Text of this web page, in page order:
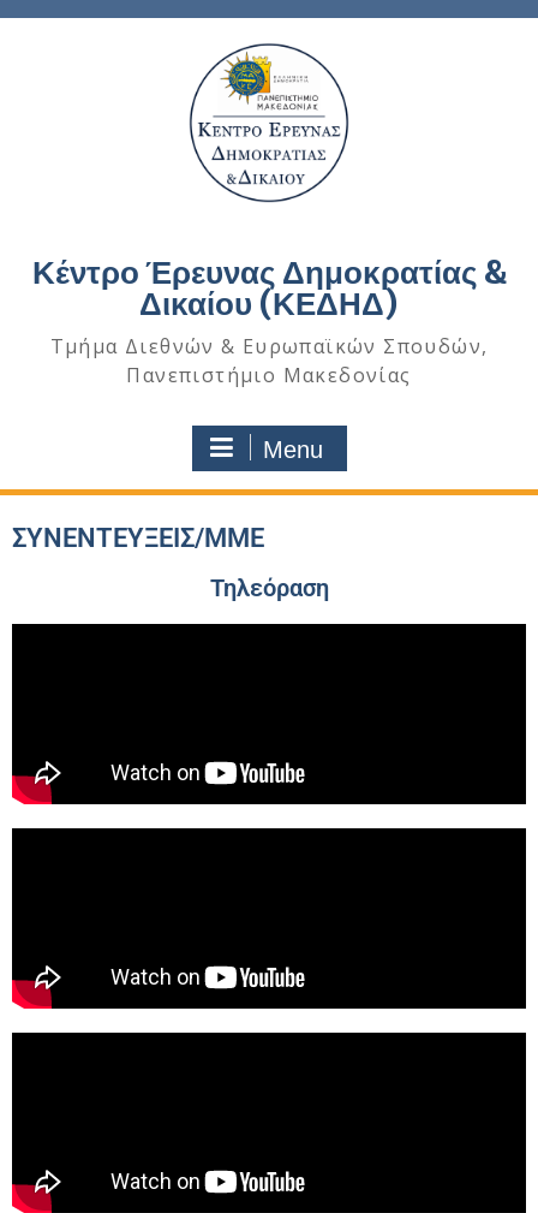
Κέντρο Έρευνας Δημοκρατίας &
Δικαίου (ΚΕΔΗΔ)
Τμήμα Διεθνών & Ευρωπαϊκών Σπουδών,
Πανεπιστήμιο Μακεδονίας
Menu
ΣΥΝΕΝΤΕΥΞΕΙΣ/ΜΜΕ
Τηλεόραση